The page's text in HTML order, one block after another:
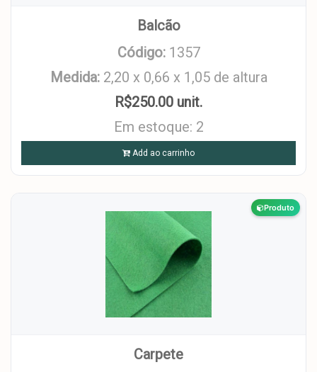
Balcão
Código: 1357
Medida: 2,20 x 0,66 x 1,05 de altura
R$250.00 unit.
Em estoque: 2
Add ao carrinho
Produto
Carpete